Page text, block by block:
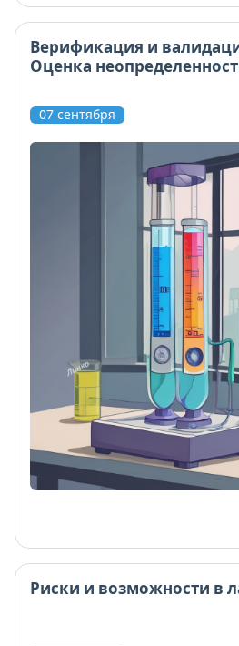
Верификация и
Оценка
07 сентября
Риски и возможности в